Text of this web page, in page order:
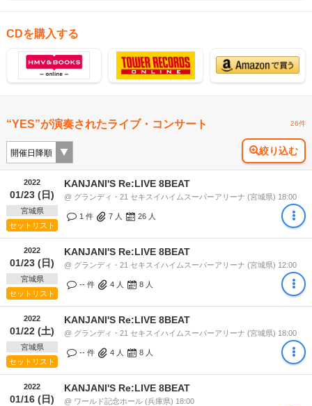
CDを購入する
“YES”が演奏されたライブ・コンサート 26件
絞り込む
2022
01/23 (日)
宮城県
セットリスト
KANJANI'S Re:LIVE 8BEAT
@ グランディ・21 セキスイハイムスーパーアリーナ (宮城県) 18:00
1 件 7 人 26 人
2022
01/23 (日)
宮城県
セットリスト
KANJANI'S Re:LIVE 8BEAT
@ グランディ・21 セキスイハイムスーパーアリーナ (宮城県) 12:00
-- 件 4 人 8 人
2022
01/22 (土)
宮城県
セットリスト
KANJANI'S Re:LIVE 8BEAT
@ グランディ・21 セキスイハイムスーパーアリーナ (宮城県) 18:00
-- 件 4 人 8 人
2022
01/16 (日)
KANJANI'S Re:LIVE 8BEAT
@ ワールド記念ホール (兵庫県) 18:00